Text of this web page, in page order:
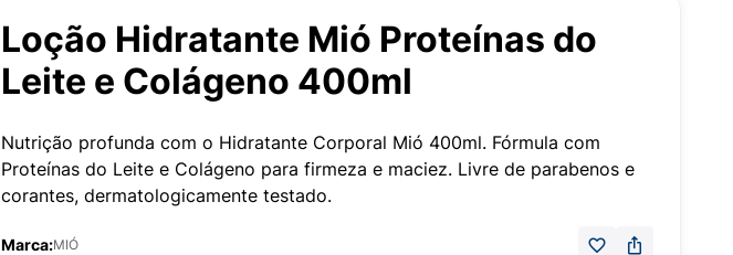
Loção Hidratante Mió Proteínas do
Leite e Colágeno 400ml
Nutrição profunda com o Hidratante Corporal Mió 400ml. Fórmula com
Proteínas do Leite e Colágeno para firmeza e maciez. Livre de parabenos e
corantes, dermatologicamente testado.
Marca:MIÓ